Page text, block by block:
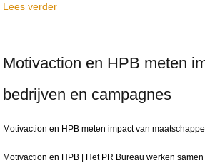
Lees verder
Motivaction en HPB meten
bedrijven en campagnes
Motivaction en HPB meten impact van
Motivaction en HPB | Het PR Bureau werken